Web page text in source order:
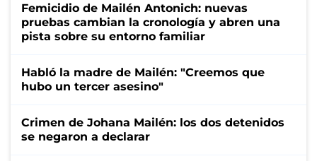
Femicidio de Mailén Antonich: nuevas
pruebas cambian la cronología y abren una
pista sobre su entorno familiar
Habló la madre de Mailén: "Creemos que
hubo un tercer asesino"
Crimen de Johana Mailén: los dos detenidos
se negaron a declarar